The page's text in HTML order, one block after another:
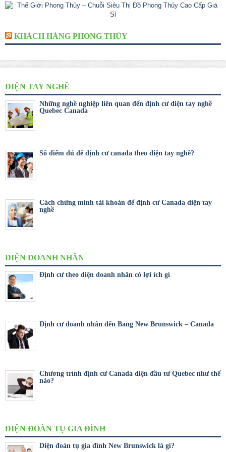
KHÁCH HÀNG PHONG THỦY
DIỆN TAY NGHỀ
Những nghề nghiệp liên quan đến định cư diện tay nghề
Quebec Canada
Số điểm đủ để định cư canada theo diện tay nghề?
Cách chứng minh tài khoản để định cư Canada diện tay
nghề
DIỆN DOANH NHÂN
Định cư theo diện doanh nhân có lợi ích gì
Định cư doanh nhân đến Bang New Brunswick – Canada
Chương trình định cư Canada diện đầu tư Quebec như thế
nào?
DIỆN ĐOÀN TỤ GIA ĐÌNH
Diện đoàn tụ gia đình New Brunswick là gì?